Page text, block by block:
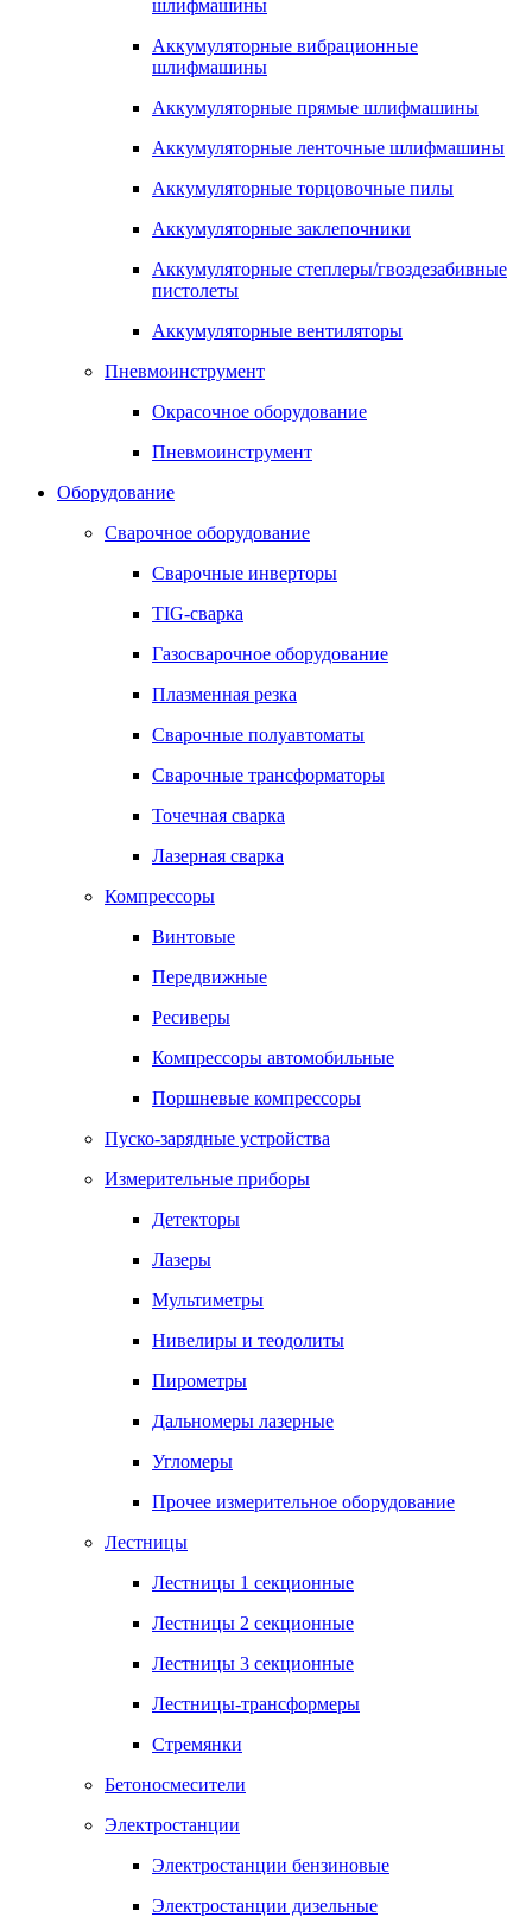
шлифмашины
Аккумуляторные вибрационные
шлифмашины
Аккумуляторные прямые шлифмашины
Аккумуляторные ленточные шлифмашины
Аккумуляторные торцовочные пилы
Аккумуляторные заклепочники
Аккумуляторные степлеры/гвоздезабивные
пистолеты
Аккумуляторные вентиляторы
Пневмоинструмент
Окрасочное оборудование
Пневмоинструмент
Оборудование
Сварочное оборудование
Сварочные инверторы
TIG-сварка
Газосварочное оборудование
Плазменная резка
Сварочные полуавтоматы
Сварочные трансформаторы
Точечная сварка
Лазерная сварка
Компрессоры
Винтовые
Передвижные
Ресиверы
Компрессоры автомобильные
Поршневые компрессоры
Пуско-зарядные устройства
Измерительные приборы
Детекторы
Лазеры
Мультиметры
Нивелиры и теодолиты
Пирометры
Дальномеры лазерные
Угломеры
Прочее измерительное оборудование
Лестницы
Лестницы 1 секционные
Лестницы 2 секционные
Лестницы 3 секционные
Лестницы-трансформеры
Стремянки
Бетоносмесители
Электростанции
Электростанции бензиновые
Электростанции дизельные